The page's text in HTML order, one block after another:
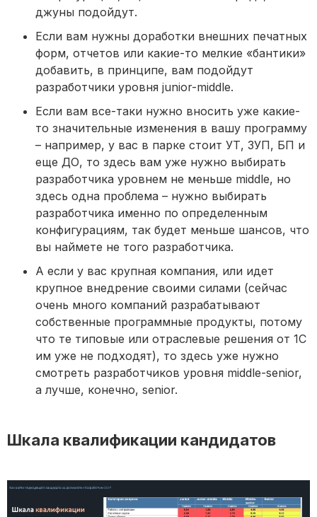
джуны подойдут.
Если вам нужны доработки внешних печатных
форм, отчетов или какие-то мелкие «бантики»
добавить, в принципе, вам подойдут
разработчики уровня junior-middle.
Если вам все-таки нужно вносить уже какие-
то значительные изменения в вашу программу
– например, у вас в парке стоит УТ, ЗУП, БП и
еще ДО, то здесь вам уже нужно выбирать
разработчика уровнем не меньше middle, но
здесь одна проблема – нужно выбирать
разработчика именно по определенным
конфигурациям, так будет меньше шансов, что
вы наймете не того разработчика.
А если у вас крупная компания, или идет
крупное внедрение своими силами (сейчас
очень много компаний разрабатывают
собственные программные продукты, потому
что те типовые или отраслевые решения от 1С
им уже не подходят), то здесь уже нужно
смотреть разработчиков уровня middle-senior,
а лучше, конечно, senior.
Шкала квалификации кандидатов